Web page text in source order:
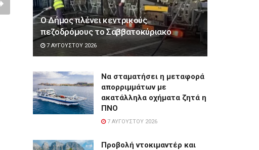
Ο Δήμος πλένει κεντρικούς
πεζοδρόμους το Σαββατοκύριακο
7 ΑΥΓΟΎΣΤΟΥ 2026
Να σταματήσει η μεταφορά
απορριμμάτων με
ακατάλληλα οχήματα ζητά η
ΠΝΟ
7 ΑΥΓΟΎΣΤΟΥ 2026
Προβολή ντοκιμαντέρ και